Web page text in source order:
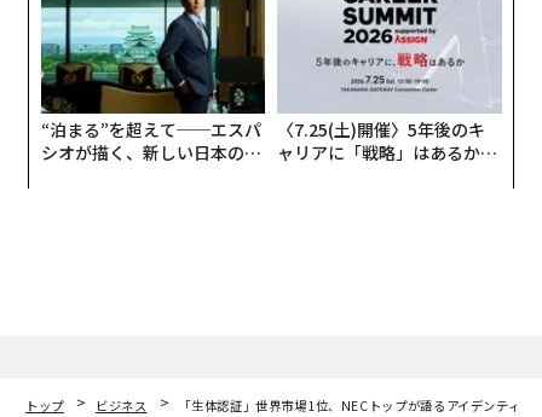
“泊まる”を超えて──エスパ
シオが描く、新しい日本のラ
〈7.25(土)開催〉5年後のキ
ャリアに「戦略」はあるか。
トップ ビジネス
「生体認証」世界市場1位、NECトップが語るアイデンティテ